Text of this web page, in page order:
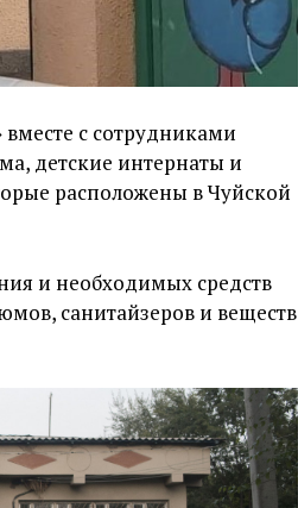
с сотрудниками
детские интернаты и
расположены в Чуйской
и необходимых средств
санитайзеров и веществ